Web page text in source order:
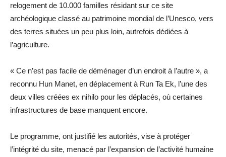
relogement de 10.000 familles résidant sur ce site
archéologique classé au patrimoine mondial de l’Unesco, vers
des terres situées un peu plus loin, autrefois dédiées à
l’agriculture.
« Ce n’est pas facile de déménager d’un endroit à l’autre », a
reconnu Hun Manet, en déplacement à Run Ta Ek, l’une des
deux villes créées ex nihilo pour les déplacés, où certaines
infrastructures de base manquent encore.
Le programme, ont justifié les autorités, vise à protéger
l’intégrité du site, menacé par l’expansion de l’activité humaine